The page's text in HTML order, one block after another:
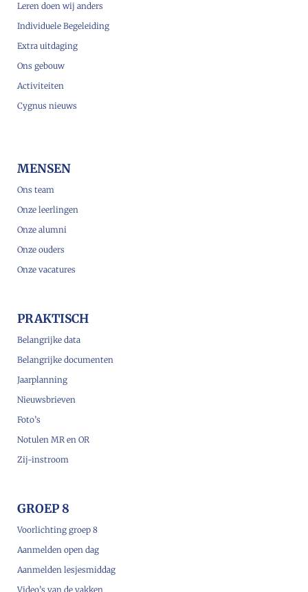
Leren doen wij anders
Individuele Begeleiding
Extra uitdaging
Ons gebouw
Activiteiten
Cygnus nieuws
MENSEN
Ons team
Onze leerlingen
Onze alumni
Onze ouders
Onze vacatures
PRAKTISCH
Belangrijke data
Belangrijke documenten
Jaarplanning
Nieuwsbrieven
Foto’s
Notulen MR en OR
Zij-instroom
GROEP 8
Voorlichting groep 8
Aanmelden open dag
Aanmelden lesjesmiddag
Video’s van de vakken